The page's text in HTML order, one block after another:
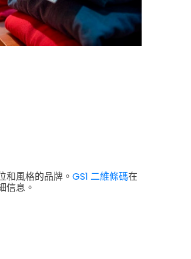
和風格的品牌。 GS1 二維條碼在
信息。